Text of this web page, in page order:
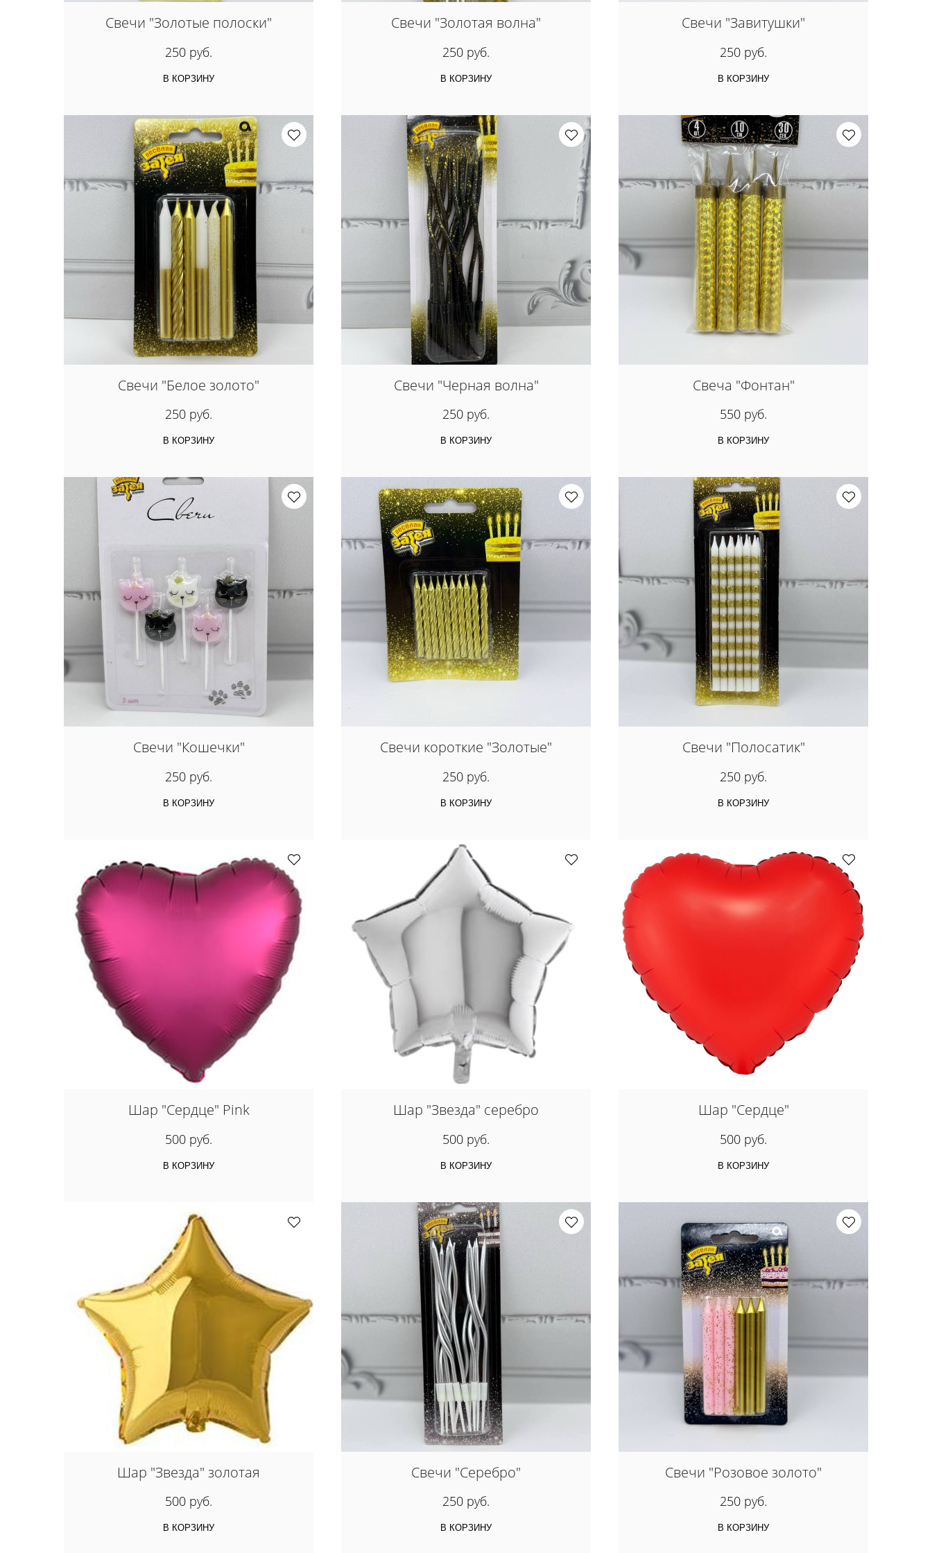
Свечи "Золотые полоски"
250 руб.
В КОРЗИНУ
Свечи "Золотая волна"
250 руб.
В КОРЗИНУ
Свечи "Завитушки"
250 руб.
В КОРЗИНУ
Свечи "Белое золото"
250 руб.
В КОРЗИНУ
Свечи "Черная волна"
250 руб.
В КОРЗИНУ
Свеча "Фонтан"
550 руб.
В КОРЗИНУ
Свечи "Кошечки"
250 руб.
В КОРЗИНУ
Свечи короткие "Золотые"
250 руб.
В КОРЗИНУ
Свечи "Полосатик"
250 руб.
В КОРЗИНУ
Шар "Сердце" Pink
500 руб.
В КОРЗИНУ
Шар "Звезда" серебро
500 руб.
В КОРЗИНУ
Шар "Сердце"
500 руб.
В КОРЗИНУ
Шар "Звезда" золотая
500 руб.
В КОРЗИНУ
Свечи "Серебро"
250 руб.
В КОРЗИНУ
Свечи "Розовое золото"
250 руб.
В КОРЗИНУ